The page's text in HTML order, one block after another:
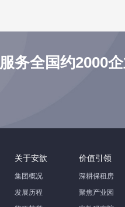
服务全国约2000
关于安歆
集团概况
发展历程
价值引领
深耕保租房
聚焦产业园